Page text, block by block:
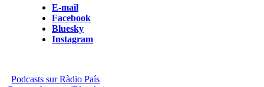
E-mail
Facebook
Bluesky
Instagram
Podcasts sur Ràdio País